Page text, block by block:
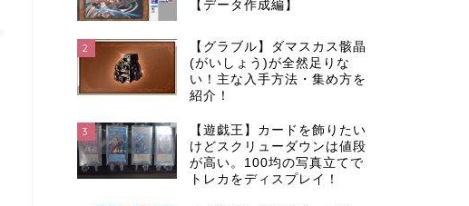
【データ作成編】
2
【グラブル】ダマスカス骸晶
(がいしょう)が全然足りな
い！主な入手方法・集め方を
紹介！
3
【遊戯王】カードを飾りたい
けどスクリューダウンは値段
が高い。100均の写真立てで
トレカをディスプレイ！